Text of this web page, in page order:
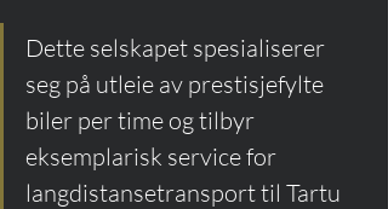
Dette selskapet spesialiserer
seg på utleie av prestisjefylte
biler per time og tilbyr
eksemplarisk service for
langdistansetransport til Tartu